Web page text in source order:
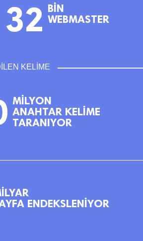
32 BİN
WEBMASTER
KELİME
MİLYON
ANAHTAR KELİME
TARANIYOR
ENDEKSLENİYOR